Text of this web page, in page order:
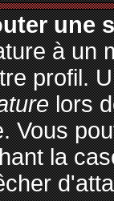
une
à un
profil.
lors
Vous
la